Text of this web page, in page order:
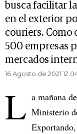
busca facilitar
en el exterior
couriers. Como
500 empresas
mercados
16 Agosto de 2021
L a mañana
Ministerio